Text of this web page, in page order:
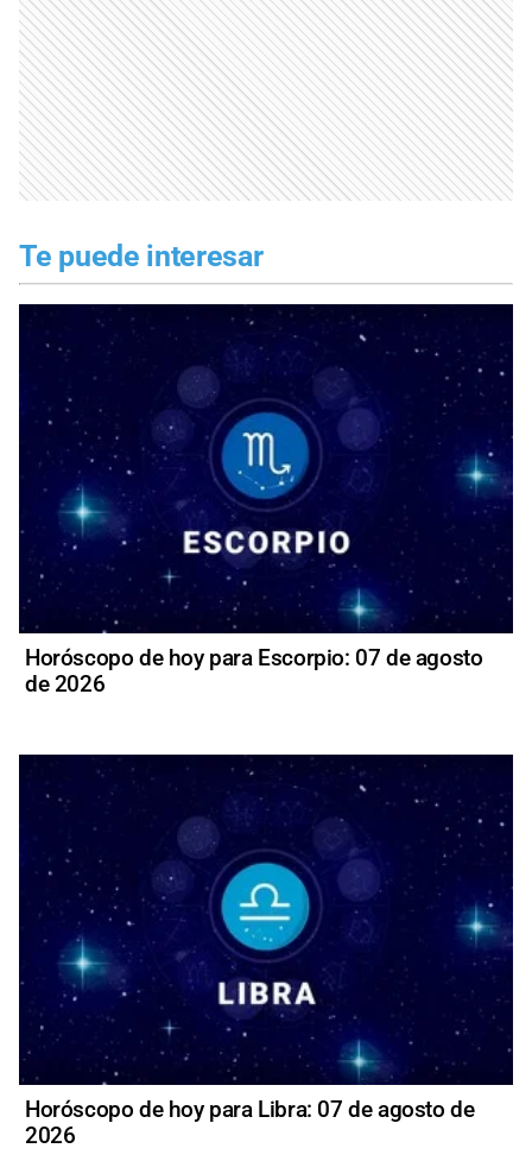
Te puede interesar
Horóscopo de hoy para Escorpio: 07 de agosto
de 2026
Horóscopo de hoy para Libra: 07 de agosto de
2026